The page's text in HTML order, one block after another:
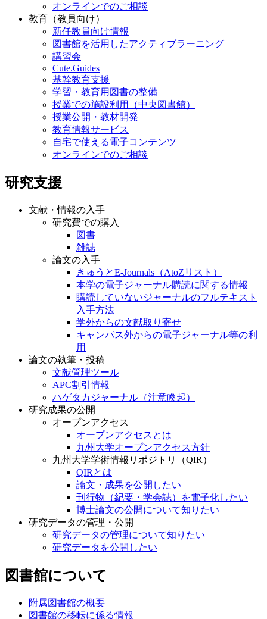
オンラインでのご相談
教育（教員向け）
新任教員向け情報
図書館を活用したアクティブラーニング
講習会
Cute.Guides
基幹教育支援
学習・教育用図書の整備
授業での施設利用（中央図書館）
授業公開・教材開発
教育情報サービス
自宅で使える電子コンテンツ
オンラインでのご相談
研究支援
文献・情報の入手
研究費での購入
図書
雑誌
論文の入手
きゅうとE-Journals（AtoZリスト）
本学の電子ジャーナル購読に関する情報
購読していないジャーナルのフルテキスト
入手方法
学外からの文献取り寄せ
キャンパス外からの電子ジャーナル等の利
用
論文の執筆・投稿
文献管理ツール
APC割引情報
ハゲタカジャーナル（注意喚起）
研究成果の公開
オープンアクセス
オープンアクセスとは
九州大学オープンアクセス方針
九州大学学術情報リポジトリ（QIR）
QIRとは
論文・成果を公開したい
刊行物（紀要・学会誌）を電子化したい
博士論文の公開について知りたい
研究データの管理・公開
研究データの管理について知りたい
研究データを公開したい
図書館について
附属図書館の概要
図書館の移転に係る情報